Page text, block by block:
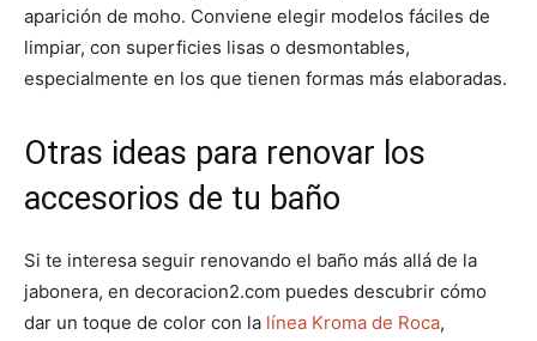
aparición de moho. Conviene elegir modelos fáciles de
limpiar, con superficies lisas o desmontables,
especialmente en los que tienen formas más elaboradas.
Otras ideas para renovar los
accesorios de tu baño
Si te interesa seguir renovando el baño más allá de la
jabonera, en decoracion2.com puedes descubrir cómo
dar un toque de color con la línea Kroma de Roca,